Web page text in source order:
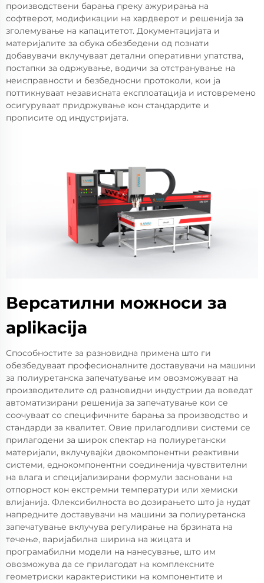
производствени барања преку ажурирања на
софтверот, модификации на хардверот и решенија за
зголемување на капацитетот. Документацијата и
материјалите за обука обезбедени од познати
добавувачи вклучуваат детални оперативни упатства,
постапки за одржување, водичи за отстранување на
неисправности и безбедносни протоколи, кои ја
поттикнуваат независната експлоатација и истовремено
осигуруваат придржување кон стандардите и
прописите од индустријата.
Версатилни можноси за
aplikacija
Способностите за разновидна примена што ги
обезбедуваат професионалните доставувачи на машини
за полиуретанска запечатување им овозможуваат на
производителите од разновидни индустрии да воведат
автоматизирани решенија за запечатување кои се
соочуваат со специфичните барања за производство и
стандарди за квалитет. Овие прилагодливи системи се
прилагодени за широк спектар на полиуретански
материјали, вклучувајќи двокомпонентни реактивни
системи, еднокомпонентни соединенија чувствителни
на влага и специјализирани формули засновани на
отпорност кон екстремни температури или хемиски
влијанија. Флексибилноста во дозирањето што ја нудат
напредните доставувачи на машини за полиуретанска
запечатување вклучува регулирање на брзината на
течење, варијабилна ширина на жицата и
програмабилни модели на нанесување, што им
овозможува да се прилагодат на комплексните
геометриски карактеристики на компонентите и